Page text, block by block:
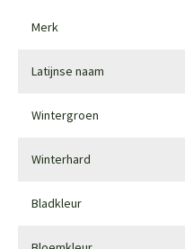
Merk
Latijnse naam
Wintergroen
Winterhard
Bladkleur